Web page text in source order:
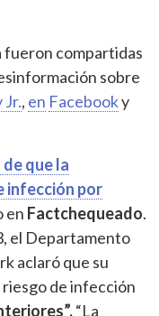
fueron compartidas
sobre
Jr., en Facebooky
que la
infección por
en Factchequeado.
el Departamento
aclaró que su
de infección
“La